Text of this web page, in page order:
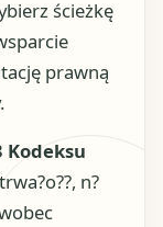
ścieżkę
prawną
n?